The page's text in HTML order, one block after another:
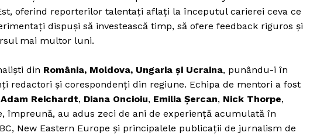
oferind reporterilor talentați aflați la începutul carierei ceva ce
dispuși să investească timp, să ofere feedback riguros și
mai multor luni.
din România, Moldova, Ungaria și Ucraina, punându-i în
redactori și corespondenți din regiune. Echipa de mentori a fost
Adam Reichardt, Diana Oncioiu, Emilia Șercan, Nick Thorpe,
împreună, au adus zeci de ani de experiență acumulată în
New Eastern Europe și principalele publicații de jurnalism de